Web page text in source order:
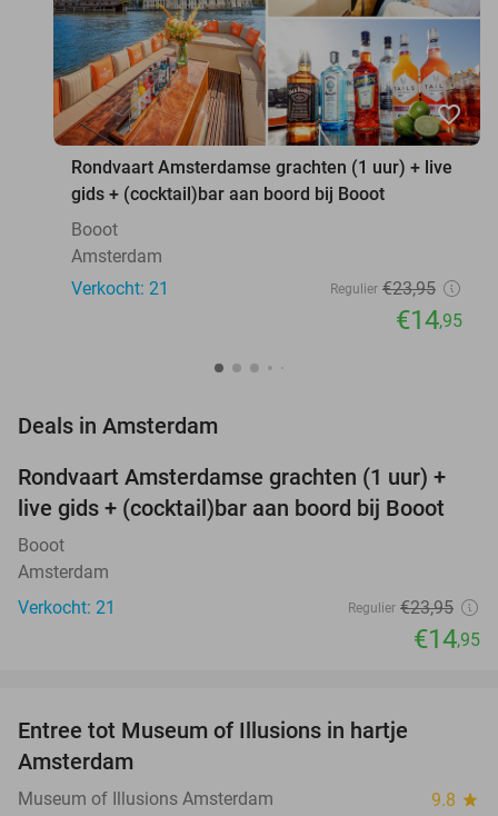
favorite_border
Rondvaart Amsterdamse grachten (1 uur) + live
gids + (cocktail)bar aan boord bij Booot
Booot
Amsterdam
Verkocht: 21
Regulier €23,95
€14,95
Deals in Amsterdam
38%
TODAY
Rondvaart Amsterdamse grachten (1 uur) +
live gids + (cocktail)bar aan boord bij Booot
Booot
Amsterdam
Verkocht: 21
Regulier €23,95
€14,95
Entree tot Museum of Illusions in hartje
Amsterdam
Museum of Illusions Amsterdam 9.8 star